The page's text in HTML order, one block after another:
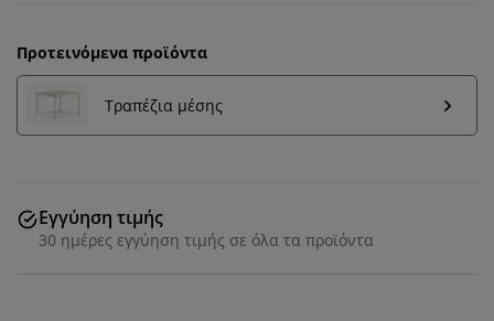
Προτεινόμενα προϊόντα
Τραπέζια μέσης
Εγγύηση τιμής
30 ημέρες εγγύηση τιμής σε όλα τα προϊόντα
Εξατομικεύουμε την εμπειρία σας